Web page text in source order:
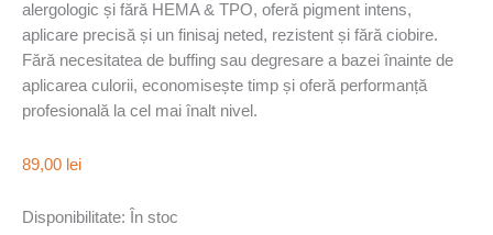
alergologic și fără HEMA & TPO, oferă pigment intens,
aplicare precisă și un finisaj neted, rezistent și fără ciobire.
Fără necesitatea de buffing sau degresare a bazei înainte de
aplicarea culorii, economisește timp și oferă performanță
profesională la cel mai înalt nivel.
89,00 lei
Disponibilitate: În stoc